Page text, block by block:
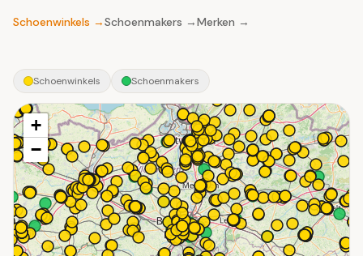
Schoenwinkels →Schoenmakers →Merken →
Schoenwinkels Schoenmakers
+
−